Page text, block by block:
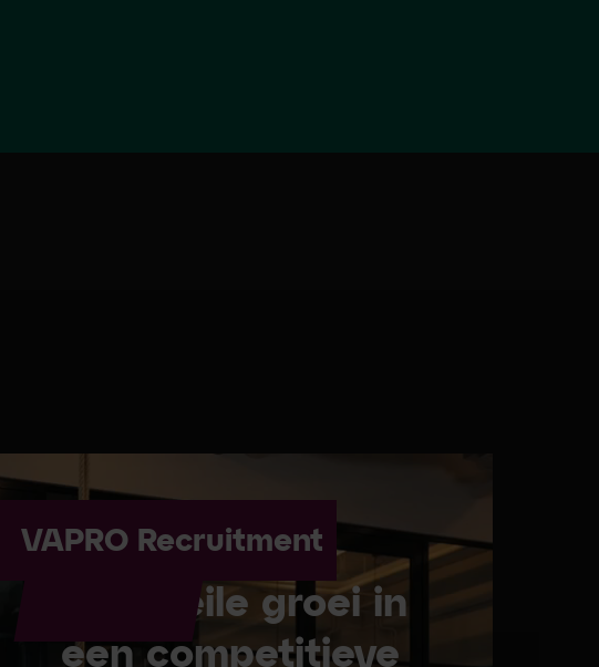
Een steile groei in
een competitieve
VAPRO Recruitment